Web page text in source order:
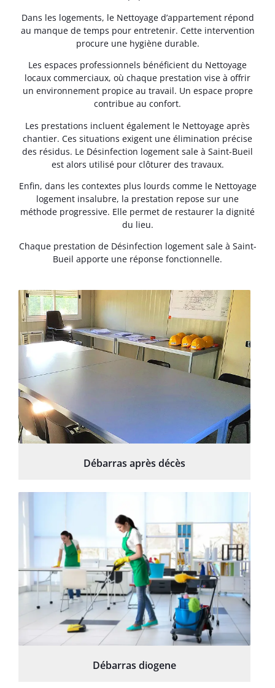
Dans les logements, le Nettoyage d’appartement répond
au manque de temps pour entretenir. Cette intervention
procure une hygiène durable.
Les espaces professionnels bénéficient du Nettoyage
locaux commerciaux, où chaque prestation vise à offrir
un environnement propice au travail. Un espace propre
contribue au confort.
Les prestations incluent également le Nettoyage après
chantier. Ces situations exigent une élimination précise
des résidus. Le Désinfection logement sale à Saint-Bueil
est alors utilisé pour clôturer des travaux.
Enfin, dans les contextes plus lourds comme le Nettoyage
logement insalubre, la prestation repose sur une
méthode progressive. Elle permet de restaurer la dignité
du lieu.
Chaque prestation de Désinfection logement sale à Saint-
Bueil apporte une réponse fonctionnelle.
Débarras après décès
Débarras diogene